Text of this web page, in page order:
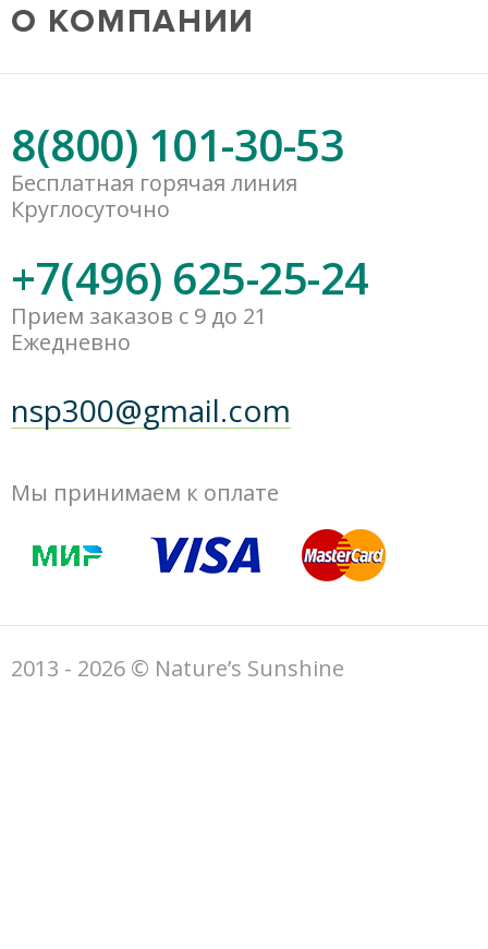
О КОМПАНИИ
8(800) 101-30-53
Бесплатная горячая линия
Круглосуточно
+7(496) 625-25-24
Прием заказов с 9 до 21
Ежедневно
nsp300@gmail.com
Мы принимаем к оплате
2013 - 2026 © Nature’s Sunshine